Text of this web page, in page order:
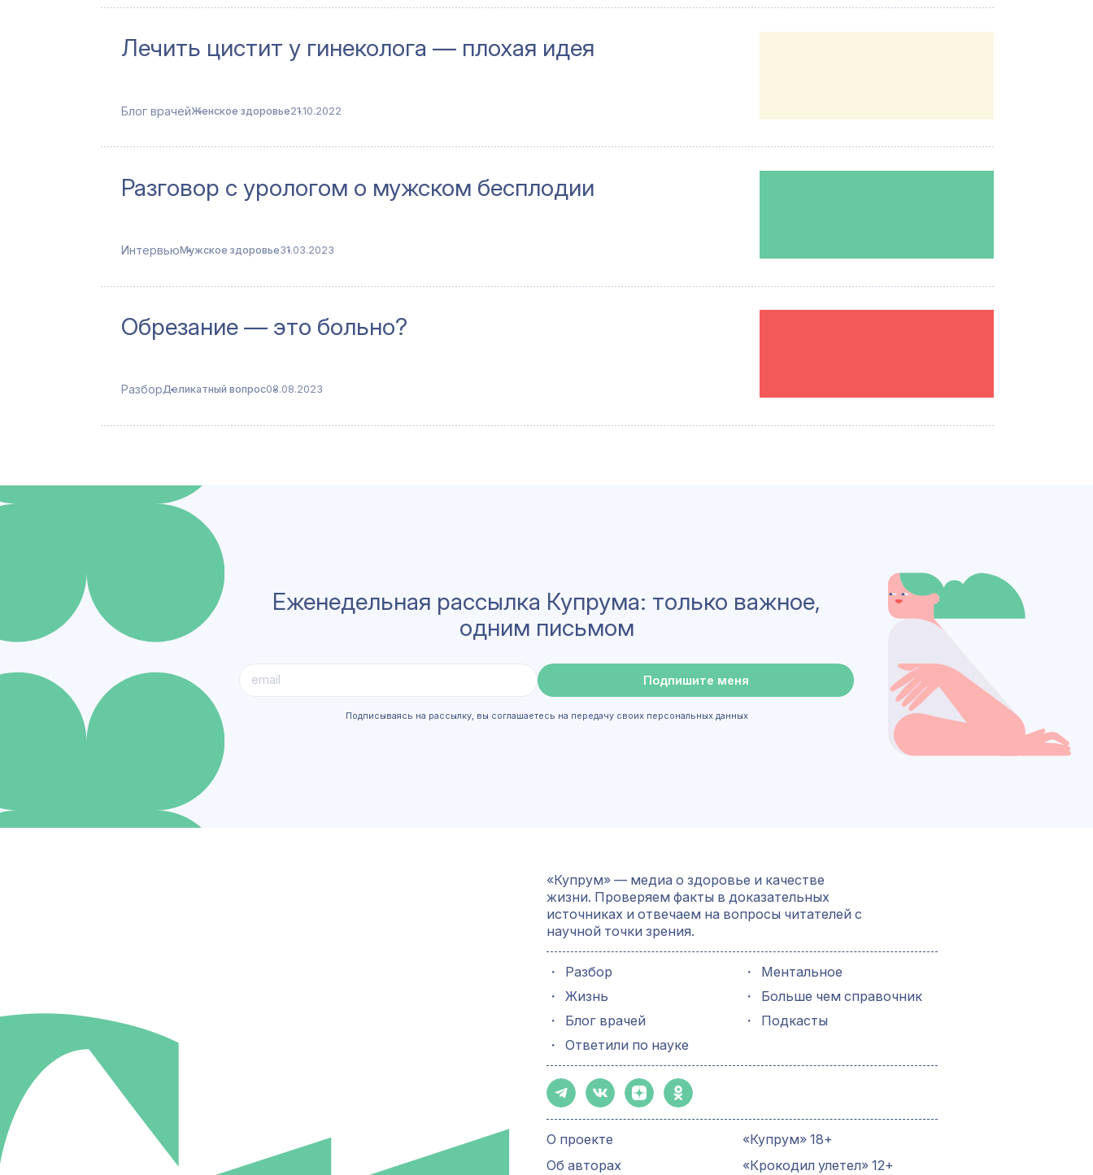
Лечить цистит у гинеколога — плохая идея
Блог врачейЖенское здоровье21.10.2022
Разговор с урологом о мужском бесплодии
ИнтервьюМужское здоровье31.03.2023
Обрезание — это больно?
РазборДеликатный вопрос08.08.2023
Еженедельная рассылка Купрума: только важное,
одним письмом
Подпишите меня
Подписываясь на рассылку, вы соглашаетесь на передачу своих персональных данных
«Купрум» — медиа о здоровье и качестве
жизни. Проверяем факты в доказательных
источниках и отвечаем на вопросы читателей с
научной точки зрения.
・
Разбор
・
Жизнь
・
Блог врачей
・
Ответили по науке
・
Ментальное
・
Больше чем справочник
・
Подкасты
О проекте
Об авторах
«Купрум» 18+
«Крокодил улетел» 12+